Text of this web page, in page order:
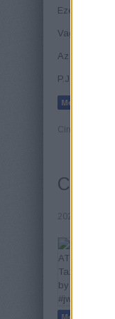
Ezek szerint
Vagy csak
Az Őrtorony
P.J.
Címkék:
C. T.
2022.07.23.